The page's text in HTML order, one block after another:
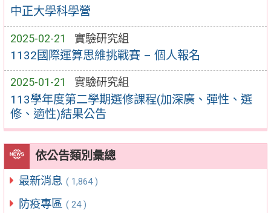
中正大學科學營
2025-02-21 實驗研究組
1132國際運算思維挑戰賽 – 個人報名
2025-01-21 實驗研究組
113學年度第二學期選修課程(加深廣、彈性、選
修、適性)結果公告
依公告類別彙總
最新消息 ( 1,864 )
防疫專區 ( 24 )